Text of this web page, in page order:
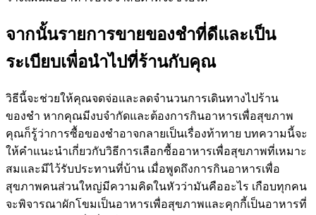
จากนั้นรายการขายของชำที่ดีและเป็น
ระเบียบเพื่อนำไปที่ร้านกับคุณ
วิธีนี้จะช่วยให้คุณจดจ่อและลดจำนวนการเดินทางไปร้าน
ของชำ หากคุณมีงบจำกัดและต้องการกินอาหารเพื่อสุขภาพ
คุณก็รู้ว่าการซื้อของชำอาจกลายเป็นเรื่องท้าทาย บทความนี้จะ
ให้คำแนะนำเกี่ยวกับวิธีการเลือกซื้ออาหารเพื่อสุขภาพที่เหมาะ
สมและมีไว้รับประทานที่บ้าน เมื่อพูดถึงการกินอาหารเพื่อ
สุขภาพคนส่วนใหญ่มีความคิดในหัวว่ามันคืออะไร เกือบทุกคน
จะพิจารณาผักโขมเป็นอาหารเพื่อสุขภาพและคุกกี้เป็นอาหารที่